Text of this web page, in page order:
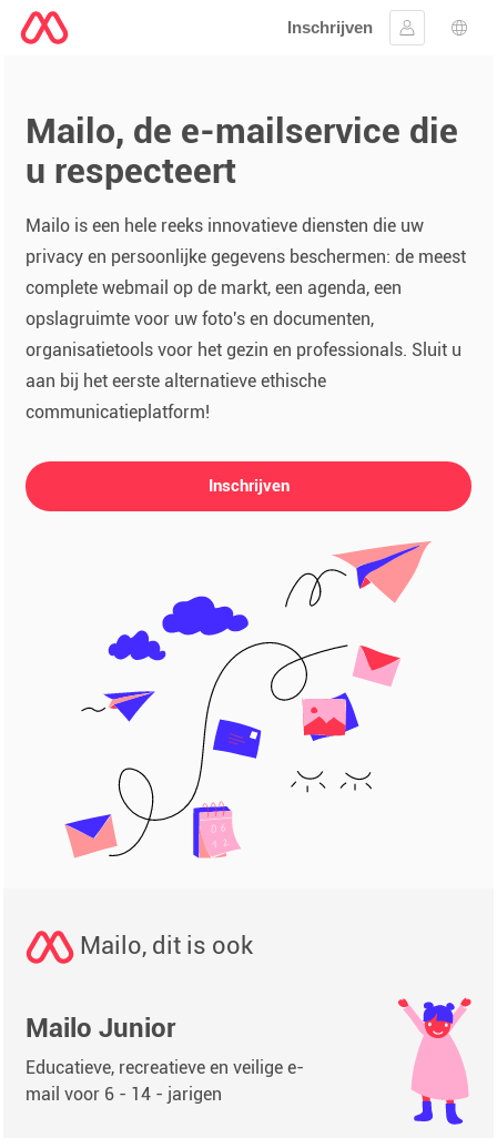
Inschrijven
Aanmelden
Taal
Mailo, de e-mailservice die
u respecteert
Mailo is een hele reeks innovatieve diensten die uw
privacy en persoonlijke gegevens beschermen: de meest
complete webmail op de markt, een agenda, een
opslagruimte voor uw foto's en documenten,
organisatietools voor het gezin en professionals. Sluit u
aan bij het eerste alternatieve ethische
communicatieplatform!
Inschrijven
Mailo, dit is ook
Mailo Junior
Educatieve, recreatieve en veilige e-
mail voor 6 - 14 - jarigen